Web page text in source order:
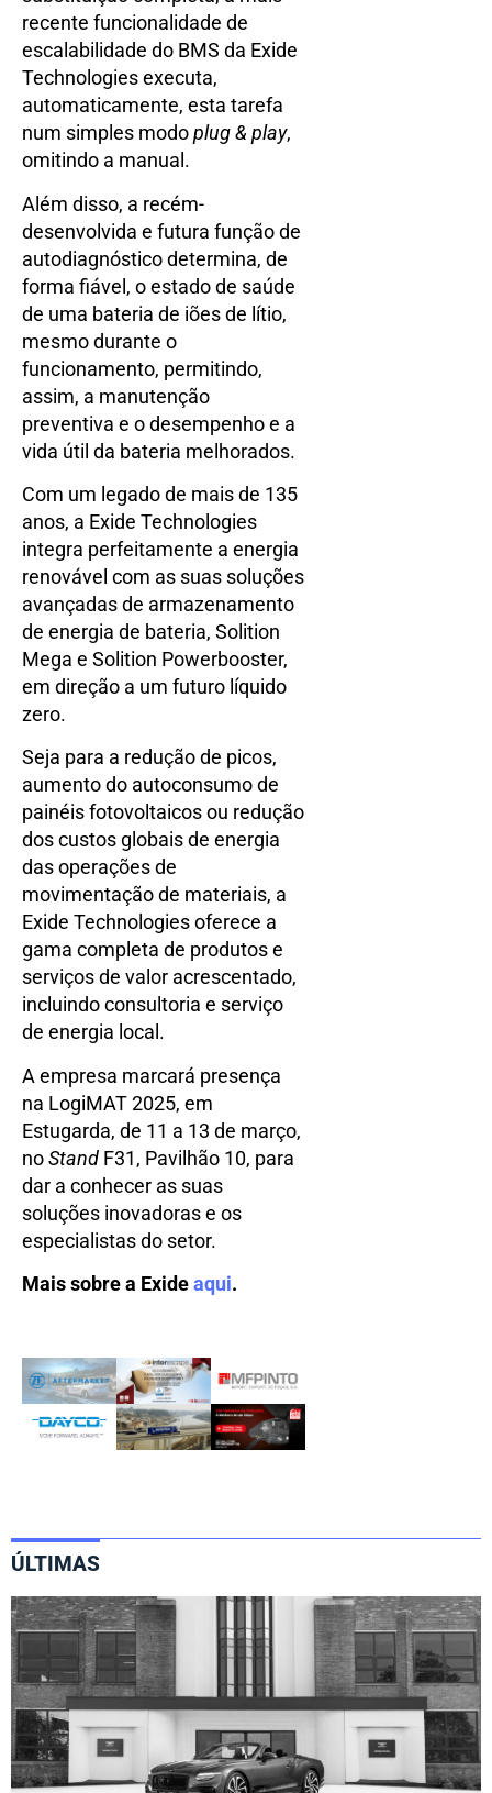
recente funcionalidade de
escalabilidade do BMS da Exide
Technologies executa,
automaticamente, esta tarefa
num simples modoplug & play,
omitindo a manual.
Além disso, a recém-
desenvolvida e futura função de
autodiagnóstico determina, de
forma fiável, o estado de saúde
de uma bateria de iões de lítio,
mesmo durante o
funcionamento, permitindo,
assim, a manutenção
preventiva e o desempenho e a
vida útil da bateria melhorados.
Com um legado de mais de 135
anos, a Exide Technologies
integra perfeitamente a energia
renovável com as suas soluções
avançadas de armazenamento
de energia de bateria, Solition
Mega e Solition Powerbooster,
em direção a um futuro líquido
zero.
Seja para a redução de picos,
aumento do autoconsumo de
painéis fotovoltaicos ou redução
dos custos globais de energia
das operações de
movimentação de materiais, a
Exide Technologies oferece a
gama completa de produtos e
serviços de valor acrescentado,
incluindo consultoria e serviço
de energia local.
A empresa marcará presença
na LogiMAT 2025, em
Estugarda, de 11 a 13 de março,
noStand F31, Pavilhão 10, para
dar a conhecer as suas
soluções inovadoras e os
especialistas do setor.
Mais sobre a Exideaqui.
ÚLTIMAS